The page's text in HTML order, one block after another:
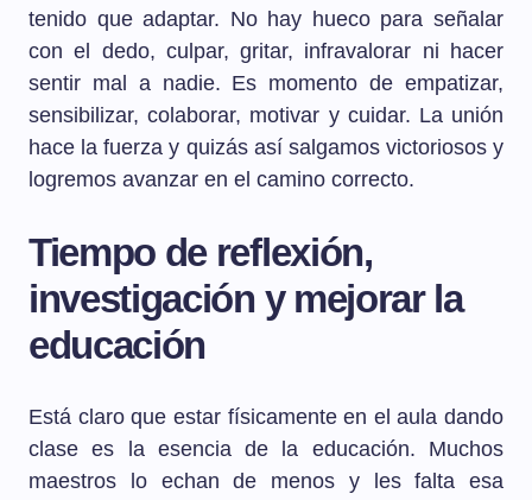
tenido que adaptar. No hay hueco para señalar
con el dedo, culpar, gritar, infravalorar ni hacer
sentir mal a nadie. Es momento de empatizar,
sensibilizar, colaborar, motivar y cuidar. La unión
hace la fuerza y quizás así salgamos victoriosos y
logremos avanzar en el camino correcto.
Tiempo de reflexión,
investigación y mejorar la
educación
Está claro que estar físicamente en el aula dando
clase es la esencia de la educación. Muchos
maestros lo echan de menos y les falta esa